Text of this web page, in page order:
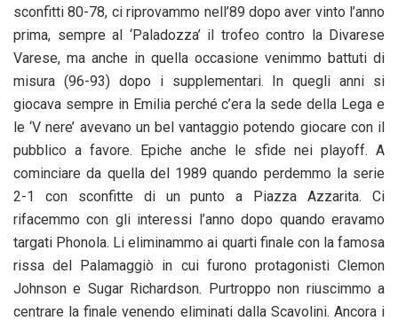
sconfitti 80-78, ci riprovammo nell’89 dopo aver vinto l’anno
prima, sempre al ‘Paladozza’ il trofeo contro la Divarese
Varese, ma anche in quella occasione venimmo battuti di
misura (96-93) dopo i supplementari. In quegli anni si
giocava sempre in Emilia perché c’era la sede della Lega e
le ‘V nere’ avevano un bel vantaggio potendo giocare con il
pubblico a favore. Epiche anche le sfide nei playoff. A
cominciare da quella del 1989 quando perdemmo la serie
2-1 con sconfitte di un punto a Piazza Azzarita. Ci
rifacemmo con gli interessi l’anno dopo quando eravamo
targati Phonola. Li eliminammo ai quarti finale con la famosa
rissa del Palamaggiò in cui furono protagonisti Clemon
Johnson e Sugar Richardson. Purtroppo non riuscimmo a
centrare la finale venendo eliminati dalla Scavolini. Ancora i